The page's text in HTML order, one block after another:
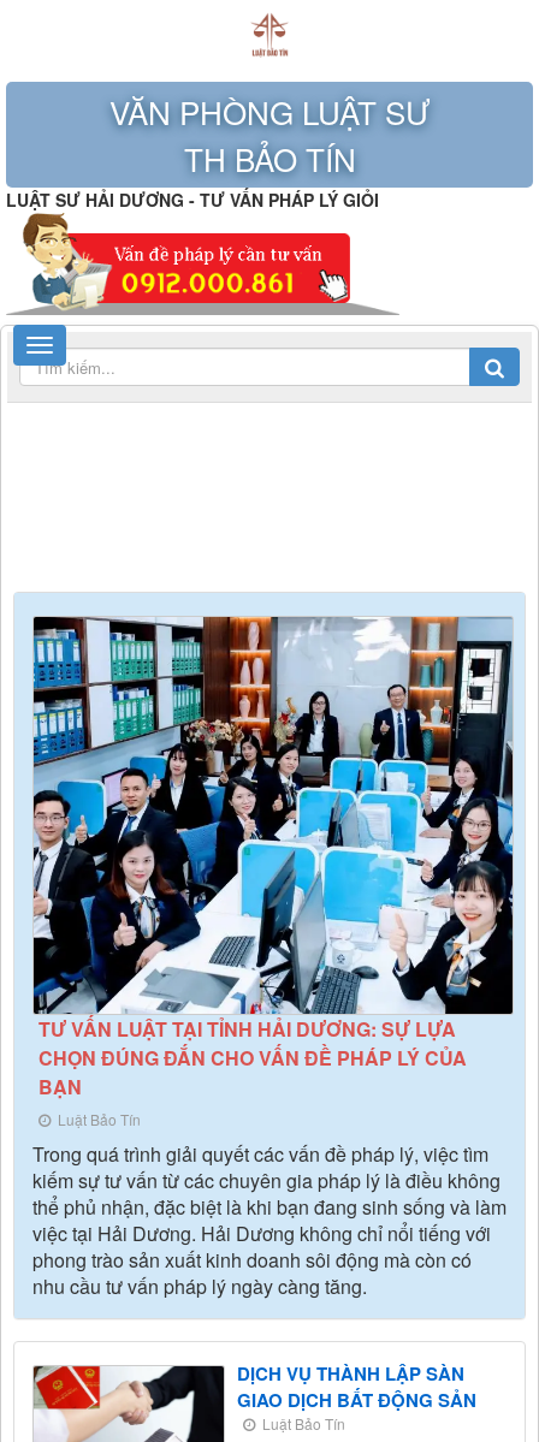
VĂN PHÒNG LUẬT SƯ
TH BẢO TÍN
LUẬT SƯ HẢI DƯƠNG - TƯ VẤN PHÁP LÝ GIỎI
TƯ VẤN LUẬT TẠI TỈNH HẢI DƯƠNG: SỰ LỰA
CHỌN ĐÚNG ĐẮN CHO VẤN ĐỀ PHÁP LÝ CỦA
BẠN
Luật Bảo Tín
Trong quá trình giải quyết các vấn đề pháp lý, việc tìm
kiếm sự tư vấn từ các chuyên gia pháp lý là điều không
thể phủ nhận, đặc biệt là khi bạn đang sinh sống và làm
việc tại Hải Dương. Hải Dương không chỉ nổi tiếng với
phong trào sản xuất kinh doanh sôi động mà còn có
nhu cầu tư vấn pháp lý ngày càng tăng.
DỊCH VỤ THÀNH LẬP SÀN
GIAO DỊCH BẤT ĐỘNG SẢN
Luật Bảo Tín